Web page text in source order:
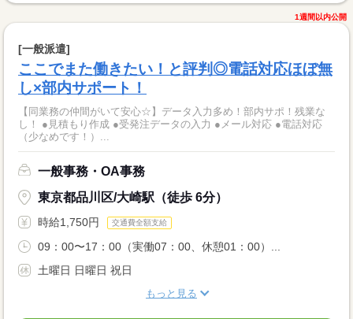
1週間以内公開
[一般派遣]
ここでまた働きたい！と評判◎電話対応ほぼ無
し×部内サポート！
【同業務の仲間がいて安心☆】データ入力多め！部内サポ！残業な
し！ ●見積もり作成 ●受発注データの入力 ●メール対応 ●電話対応
（少なめです！）...
一般事務・OA事務
東京都品川区/大崎駅（徒歩 6分）
時給1,750円 交通費全額支給
09：00〜17：00（実働07：00、休憩01：00）...
土曜日 日曜日 祝日
もっと見る